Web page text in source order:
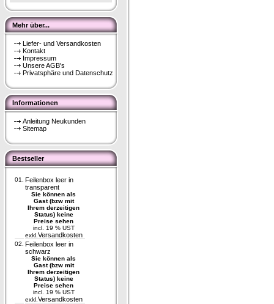
Mehr über...
Liefer- und Versandkosten
Kontakt
Impressum
Unsere AGB's
Privatsphäre und Datenschutz
Informationen
Anleitung Neukunden
Sitemap
Bestseller
01.
Feilenbox leer in
transparent
Sie können als
Gast (bzw mit
Ihrem derzeitigen
Status) keine
Preise sehen
incl. 19 % UST
exkl. Versandkosten
02. Feilenbox leer in
schwarz
Sie können als
Gast (bzw mit
Ihrem derzeitigen
Status) keine
Preise sehen
incl. 19 % UST
exkl. Versandkosten